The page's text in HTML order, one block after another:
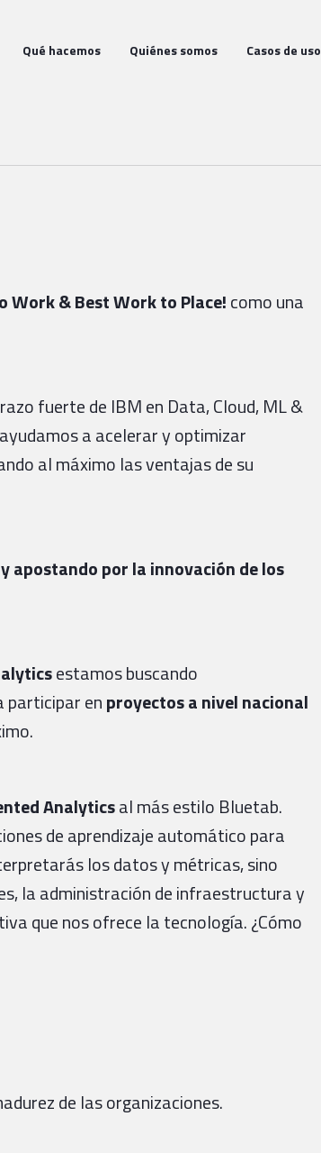
Qué hacemos Quiénes somos Casos de uso
Work & Best Work to Place!como una
fuerte de IBM en Data, Cloud, ML &
a acelerar y optimizar
al máximo las ventajas de su
apostando por la innovación de los
estamos buscando
participar enproyectos a nivel nacional
Analyticsal más estilo Bluetab.
de aprendizaje automático para
los datos y métricas, sino
la administración de infraestructura y
que nos ofrece la tecnología. ¿Cómo
de las organizaciones.